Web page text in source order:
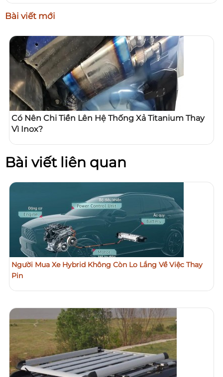
Bài viết mới
Có Nên Chi Tiền Lên Hệ Thống Xả Titanium Thay
Vì Inox?
Bài viết liên quan
Người Mua Xe Hybrid Không Còn Lo Lắng Về Việc Thay
Pin